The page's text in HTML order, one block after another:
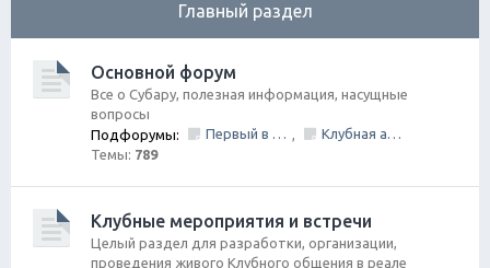
Главный раздел
Основной форум
Все о Субару, полезная информация, насущные
вопросы
Подфорумы:
Первый в Петербурге Subafest 2015 ,
Клубная атрибутика
Темы: 789
Клубные мероприятия и встречи
Целый раздел для разработки, организации,
проведения живого Клубного общения в реале